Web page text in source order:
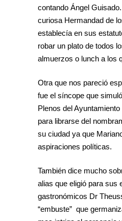
contando Ángel
curiosa Hermandad de
establecía en sus
robar un plato de todos
almuerzos o lunch a los
Otra que nos pareció
fue el síncope que
Plenos del
para librarse del
su ciudad ya que
aspiraciones políticas.
También dice mucho
alias que eligió para sus
gastronómicos Dr
“embuste” que